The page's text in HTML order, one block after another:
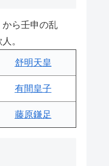
ら壬申の乱
。
舒明天皇
有間皇子
藤原鎌足